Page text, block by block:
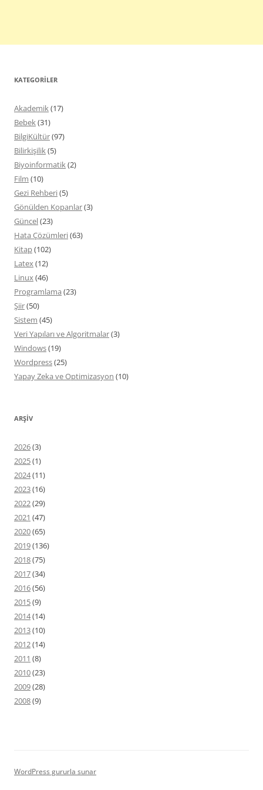
KATEGORILER
Akademik(17)
Bebek(31)
BilgiKültür(97)
Bilirkişilik(5)
Biyoinformatik(2)
Film (10)
Gezi Rehberi(5)
Gönülden Kopanlar(3)
Güncel(23)
Hata Çözümleri(63)
Kitap(102)
Latex(12)
Linux(46)
Programlama (23)
Şiir(50)
Sistem (45)
Veri Yapıları ve Algoritmalar(3)
Windows(19)
Wordpress(25)
Yapay Zeka ve Optimizasyon (10)
ARŞIV
2026(3)
2025(1)
2024(11)
2023(16)
2022(29)
2021 (47)
2020(65)
2019(136)
2018(75)
2017(34)
2016(56)
2015(9)
2014(14)
2013(10)
2012(14)
2011 (8)
2010(23)
2009(28)
2008(9)
WordPress gururla sunar